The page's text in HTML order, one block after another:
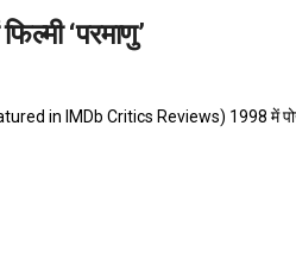
‘परमाणु’
in IMDb Critics Reviews) 1998 में